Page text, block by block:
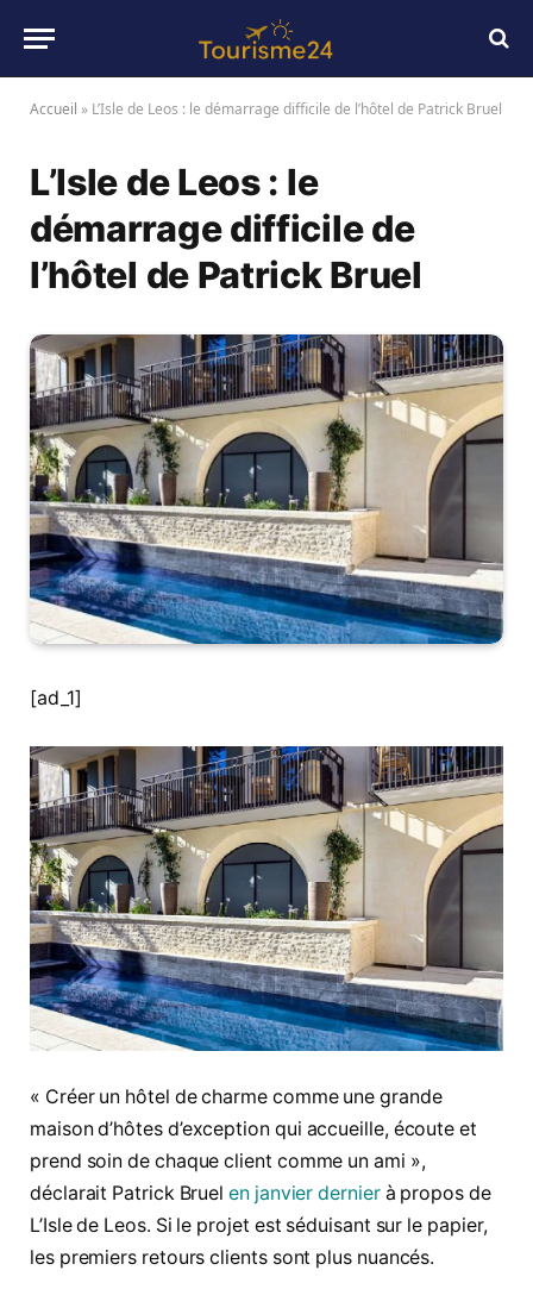
Accueil » L’Isle de Leos : le démarrage difficile de l’hôtel de Patrick Bruel
L’Isle de Leos : le
démarrage difficile de
l’hôtel de Patrick Bruel
[ad_1]
« Créer un hôtel de charme comme une grande
maison d’hôtes d’exception qui accueille, écoute et
prend soin de chaque client comme un ami »,
déclarait Patrick Bruelen janvier dernierà propos de
L’Isle de Leos. Si le projet est séduisant sur le papier,
les premiers retours clients sont plus nuancés.